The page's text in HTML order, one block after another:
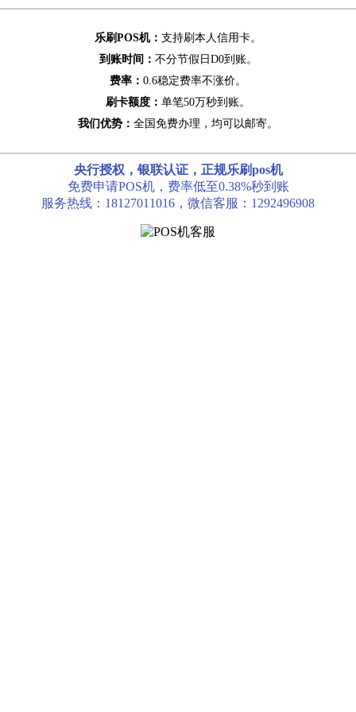
乐刷POS机： 支持刷本人信用卡。
到账时间： 不分节假日D0到账。
费率： 0.6稳定费率不涨价。
刷卡额度： 单笔50万秒到账。
我们优势： 全国免费办理，均可以邮寄。
央行授权，银联认证，正规乐刷pos机
免费申请POS机，费率低至0.38%秒到账
服务热线：18127011016，微信客服：1292496908